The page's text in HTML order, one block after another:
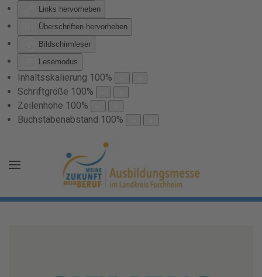
Links hervorheben
Überschriften hervorheben
Bildschirmleser
Lesemodus
Inhaltsskalierung 100%
Schriftgröße 100%
Zeilenhöhe 100%
Buchstabenabstand 100%